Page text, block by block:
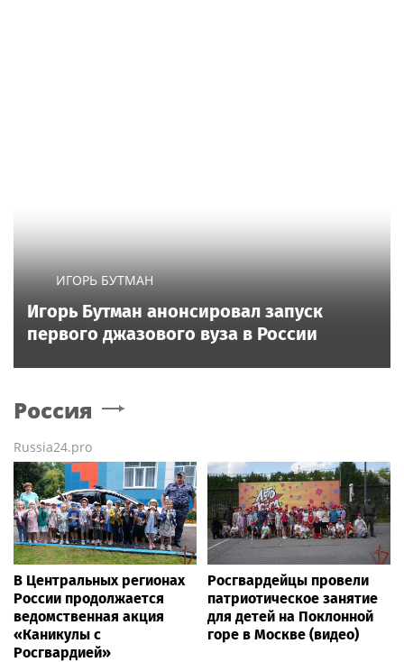
ИГОРЬ БУТМАН
Игорь Бутман анонсировал запуск
первого джазового вуза в России
Россия
Russia24.pro
В Центральных регионах
России продолжается
ведомственная акция
«Каникулы с
Росгвардией»
Росгвардейцы провели
патриотическое занятие
для детей на Поклонной
горе в Москве (видео)